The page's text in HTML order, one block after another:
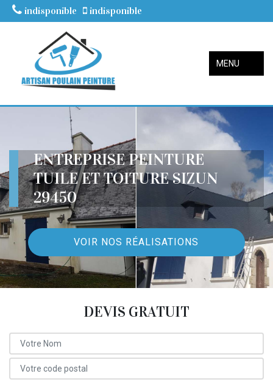
indisponible indisponible
MENU
ENTREPRISE PEINTURE
TUILE ET TOITURE SIZUN
29450
VOIR NOS RÉALISATIONS
DEVIS GRATUIT